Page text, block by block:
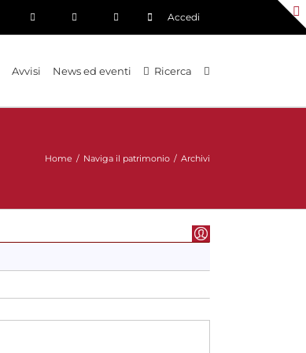
Accedi
Avvisi News ed eventi Ricerca
Home / Naviga il patrimonio / Archivi